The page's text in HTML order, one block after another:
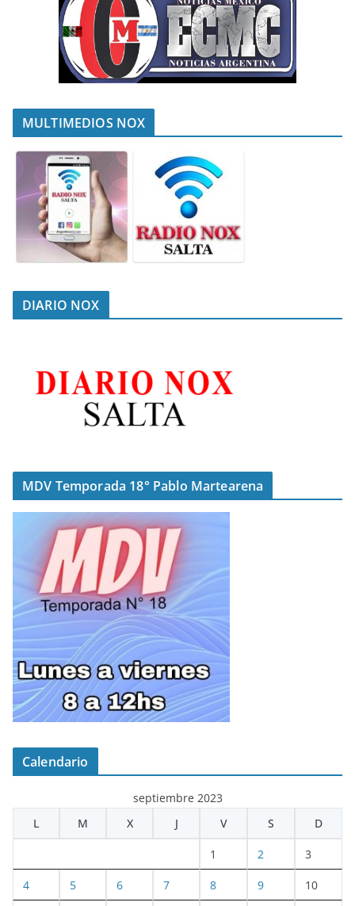
MULTIMEDIOS NOX
DIARIO NOX
MDV Temporada 18° Pablo Martearena
Calendario
septiembre 2023
L
M X J V S D
1 2 3
4 5 6 7 8 9 10